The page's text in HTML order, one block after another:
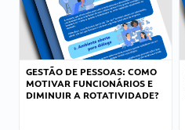
GESTÃO DE PESSOAS: COMO
MOTIVAR FUNCIONÁRIOS E
DIMINUIR A ROTATIVIDADE?